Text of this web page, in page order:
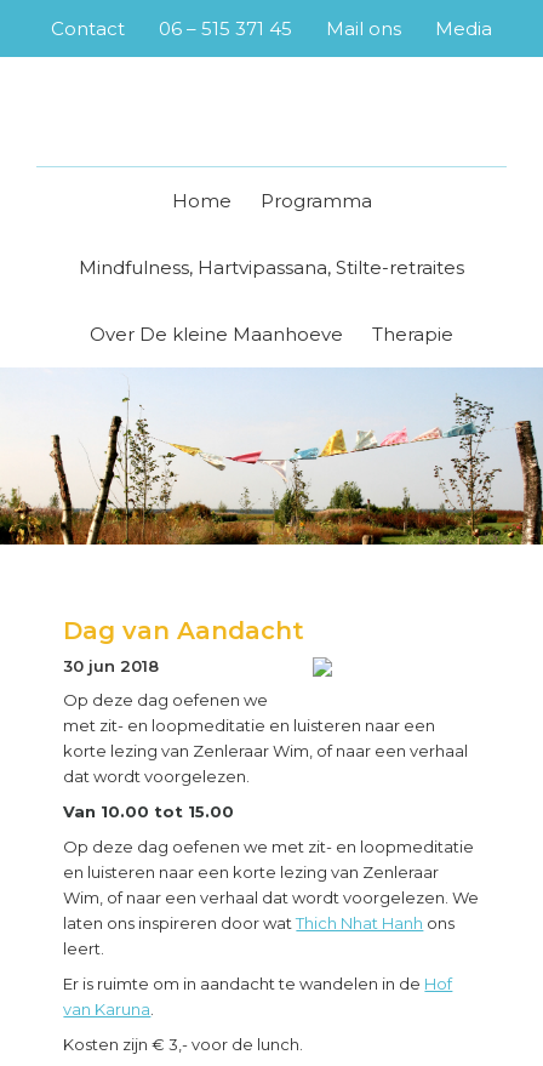
primary
main
primary
footer
Contact 06 – 515 371 45 Mail ons Media
Home Programma
Mindfulness, Hartvipassana, Stilte-retraites
Over De kleine Maanhoeve Therapie
Dag van Aandacht
30 jun 2018
Op deze dag oefenen we
met zit- en loopmeditatie en luisteren naar een
korte lezing van Zenleraar Wim, of naar een verhaal
dat wordt voorgelezen.
Van 10.00 tot 15.00
Op deze dag oefenen we met zit- en loopmeditatie
en luisteren naar een korte lezing van Zenleraar
Wim, of naar een verhaal dat wordt voorgelezen. We
laten ons inspireren door watThich Nhat Hanh ons
leert.
Er is ruimte om in aandacht te wandelen in de Hof
van Karuna
Kosten zijn € 3,- voor de lunch.